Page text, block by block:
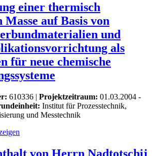
einer thermisch
Masse auf Basis von
und
als
für neue chemische
610336 | Projektzeitraum: 01.03.2004 -
Institut für Prozesstechnik,
und Messtechnik